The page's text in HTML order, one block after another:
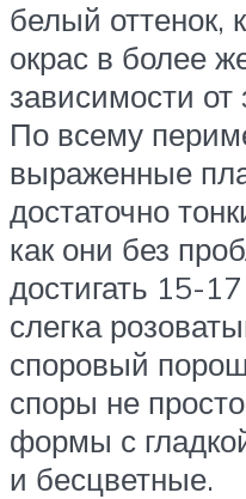
белый оттенок,
окрас в более
зависимости от
По всему
выраженные
достаточно
как они без
достигать 15-
слегка
споровый
споры не
формы с
и бесцветные.